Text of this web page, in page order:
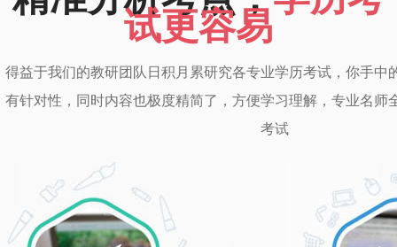
试更容易
得益于我们的教研团队日积月累研究各专业学历考试，你手中
有针对性，同时内容也极度精简了，方便学习理解，专业名师
考试